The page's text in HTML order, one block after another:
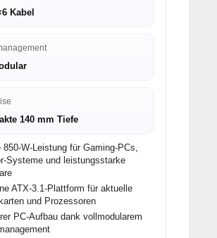
Kabel
140 mm Tiefe
850-W-Leistung für Gaming-PCs,
Systeme und leistungsstarke
ATX-3.1-Plattform für aktuelle
und Prozessoren
PC-Aufbau dank vollmodularem